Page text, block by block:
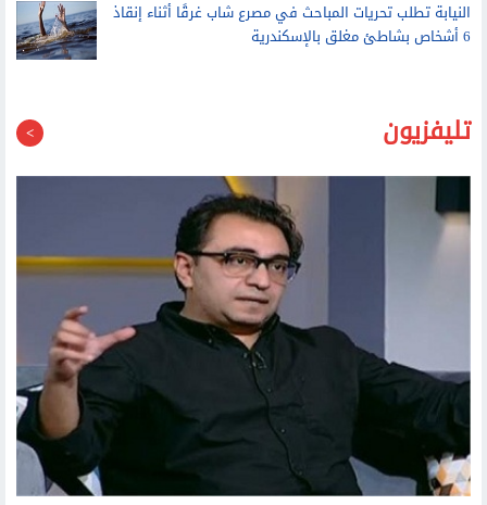
النيابة تطلب تحريات المباحث في مصرع شاب غرقًا أثناء إنقاذ
6 أشخاص بشاطئ مغلق بالإسكندرية
تليفزيون